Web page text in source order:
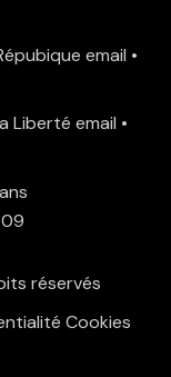
email •
Liberté email •
réservés
Cookies